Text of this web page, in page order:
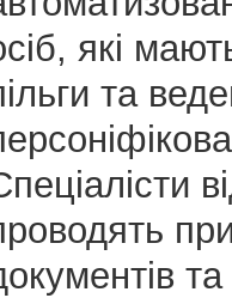
які
та